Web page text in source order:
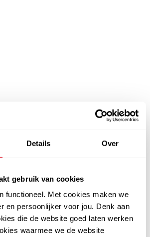
Details Over
gebruik van cookies
functioneel. Met cookies maken we
en persoonlijker voor jou. Denk aan
die de website goed laten werken
waarmee we de website